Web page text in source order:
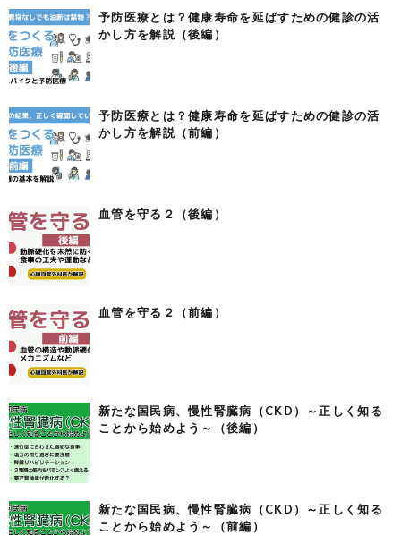
予防医療とは？健康寿命を延ばすための健診の活
かし方を解説（後編）
予防医療とは？健康寿命を延ばすための健診の活
かし方を解説（前編）
血管を守る２（後編）
血管を守る２（前編）
新たな国民病、慢性腎臓病（CKD）～正しく知る
ことから始めよう～（後編）
新たな国民病、慢性腎臓病（CKD）～正しく知る
ことから始めよう～（前編）